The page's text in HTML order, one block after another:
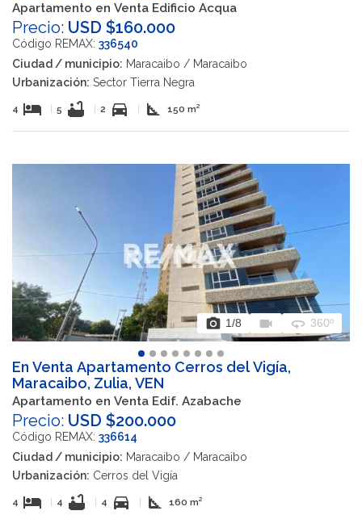
Apartamento en Venta Edificio Acqua
Precio: USD $160.000
Código REMAX: 336540
Ciudad / municipio: Maracaibo / Maracaibo
Urbanización: Sector Tierra Negra
4 hotel 5 bathtub 2 directions_car square_foot 150 m²
photo_camera 1/8 videocam 360 360º
En Venta Apartamento Cerros del Vigía,
Maracaibo, Zulia, VEN
Apartamento en Venta Edif. Azabache
Precio: USD $200.000
Código REMAX: 336614
Ciudad / municipio: Maracaibo / Maracaibo
Urbanización: Cerros del Vigía
4 hotel 4 bathtub 4 directions_car square_foot 160 m²